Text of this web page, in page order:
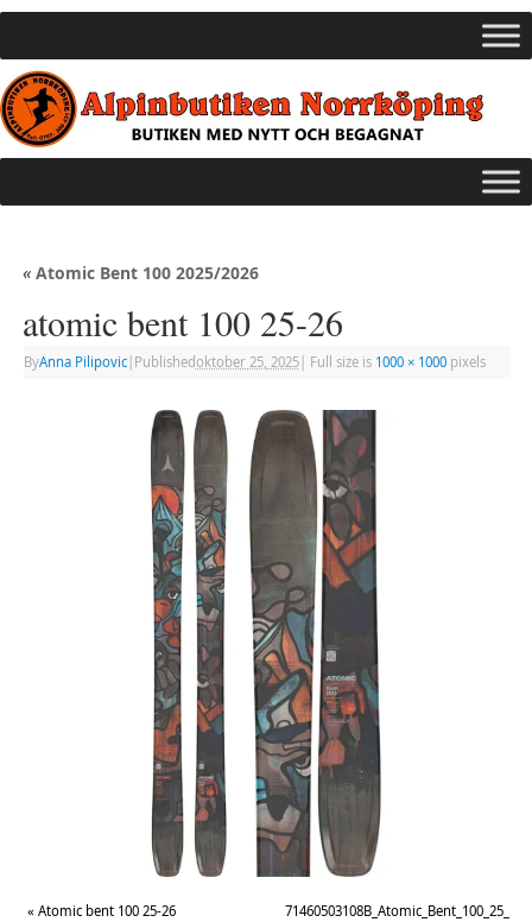
«Atomic Bent 100 2025/2026
atomic bent 100 25-26
ByAnna Pilipovic| Publishedoktober 25, 2025| Full size is 1000 × 1000pixels
« Atomic bent 100 25-26